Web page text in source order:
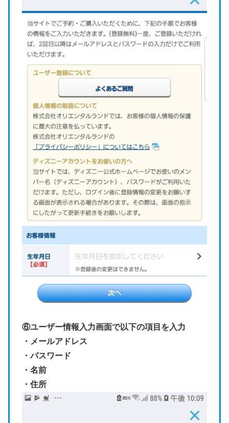
⑥ユーザー情報入力画面で以下の項目を入力
・メールアドレス
・パスワード
・名前
・住所